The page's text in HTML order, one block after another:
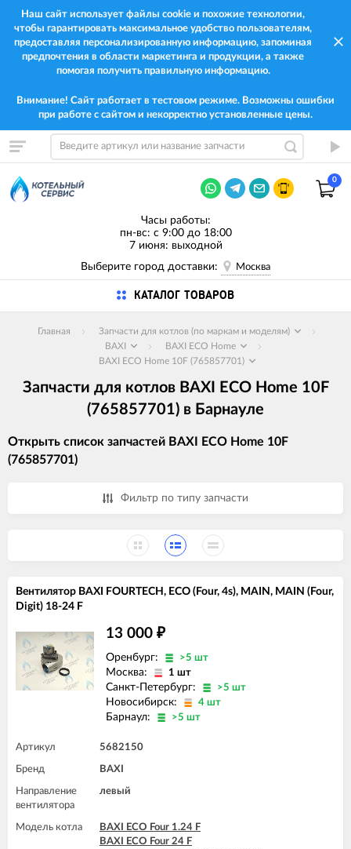
Наш сайт использует файлы cookie и похожие технологии,
чтобы гарантировать максимальное удобство пользователям,
предоставляя персонализированную информацию, запоминая
предпочтения в области маркетинга и продукции, а также
помогая получить правильную информацию.
Внимание! Сайт работает в тестовом режиме. Возможны ошибки
при работе с сайтом и некорректно установленные цены.
0
Часы работы:
пн-вс: с 9:00 до 18:00
7 июня: выходной
Выберите город доставки:
Москва
КАТАЛОГ ТОВАРОВ
Главная
Запчасти для котлов (по маркам и моделям)
BAXI
BAXI ECO Home
BAXI ECO Home 10F (765857701)
Запчасти для котлов BAXI ECO Home 10F
(765857701) в Барнауле
Открыть список запчастей BAXI ECO Home 10F
(765857701)
Фильтр по типу запчасти
Вентилятор BAXI FOURTECH, ECO (Four, 4s), MAIN, MAIN (Four,
Digit) 18-24 F
13 000 ₽
Оренбург: >5 шт
Москва: 1 шт
Санкт-Петербург: >5 шт
Новосибирск: 4 шт
Барнаул: >5 шт
Артикул 5682150
Бренд BAXI
Направление
вентилятора
левый
Модель котла
BAXI ECO Four 1.24 F
BAXI ECO Four 24 F